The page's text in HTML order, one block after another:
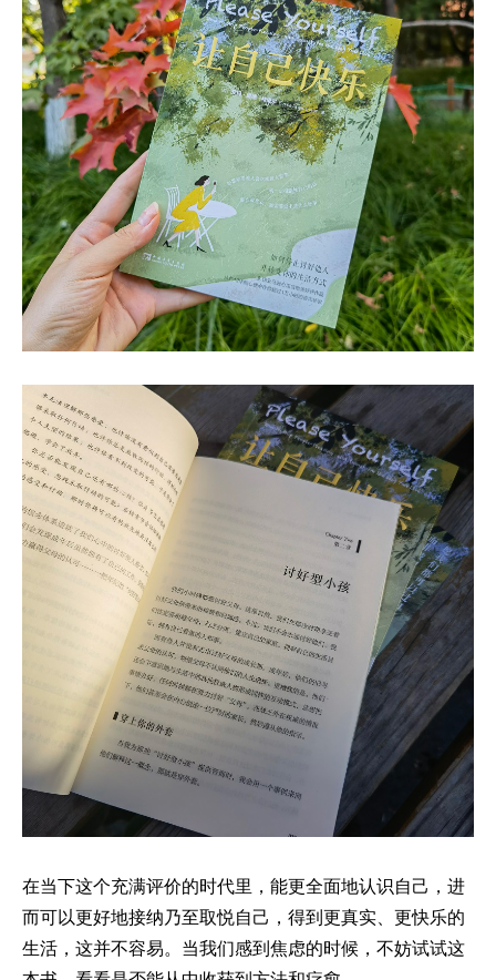
在当下这个充满评价的时代里，能更全面地认识自己，进
而可以更好地接纳乃至取悦自己，得到更真实、更快乐的
生活，这并不容易。当我们感到焦虑的时候，不妨试试这